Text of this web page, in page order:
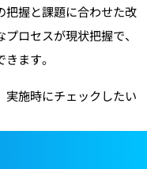
把握と課題に合わせた改
ロセスが現状把握で、
ます。
実施時にチェックしたい